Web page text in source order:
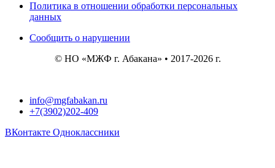
Политика в отношении обработки персональных
данных
Сообщить о нарушении
© НО «МЖФ г. Абакана» • 2017-2026 г.
info@mgfabakan.ru
+7(3902)202-409
ВКонтакте Одноклассники